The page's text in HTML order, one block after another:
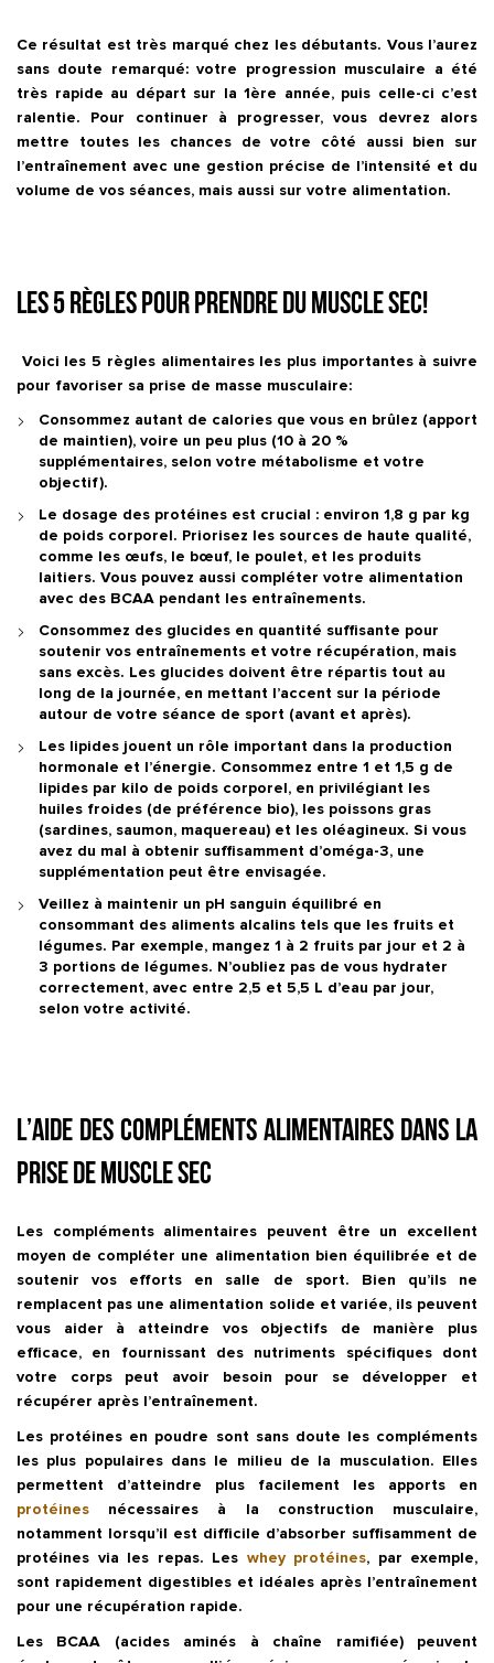
Ce résultat est très marqué chez les débutants. Vous l’aurez
sans doute remarqué: votre progression musculaire a été
très rapide au départ sur la 1ère année, puis celle-ci c’est
ralentie. Pour continuer à progresser, vous devrez alors
mettre toutes les chances de votre côté aussi bien sur
l’entraînement avec une gestion précise de l’intensité et du
volume de vos séances, mais aussi sur votre alimentation.
Les 5 règles pour prendre du muscle sec!
Voici les 5 règles alimentaires les plus importantes à suivre
pour favoriser sa prise de masse musculaire:
Consommez autant de calories que vous en brûlez (apport
de maintien), voire un peu plus (10 à 20 %
supplémentaires, selon votre métabolisme et votre
objectif).
Le dosage des protéines est crucial : environ 1,8 g par kg
de poids corporel. Priorisez les sources de haute qualité,
comme les œufs, le bœuf, le poulet, et les produits
laitiers. Vous pouvez aussi compléter votre alimentation
avec des BCAA pendant les entraînements.
Consommez des glucides en quantité suffisante pour
soutenir vos entraînements et votre récupération, mais
sans excès. Les glucides doivent être répartis tout au
long de la journée, en mettant l’accent sur la période
autour de votre séance de sport (avant et après).
Les lipides jouent un rôle important dans la production
hormonale et l’énergie. Consommez entre 1 et 1,5 g de
lipides par kilo de poids corporel, en privilégiant les
huiles froides (de préférence bio), les poissons gras
(sardines, saumon, maquereau) et les oléagineux. Si vous
avez du mal à obtenir suffisamment d’oméga-3, une
supplémentation peut être envisagée.
Veillez à maintenir un pH sanguin équilibré en
consommant des aliments alcalins tels que les fruits et
légumes. Par exemple, mangez 1 à 2 fruits par jour et 2 à
3 portions de légumes. N’oubliez pas de vous hydrater
correctement, avec entre 2,5 et 5,5 L d’eau par jour,
selon votre activité.
L’aide des compléments alimentaires dans la
prise de muscle sec
Les compléments alimentaires peuvent être un excellent
moyen de compléter une alimentation bien équilibrée et de
soutenir vos efforts en salle de sport. Bien qu’ils ne
remplacent pas une alimentation solide et variée, ils peuvent
vous aider à atteindre vos objectifs de manière plus
efficace, en fournissant des nutriments spécifiques dont
votre corps peut avoir besoin pour se développer et
récupérer après l’entraînement.
Les protéines en poudre sont sans doute les compléments
les plus populaires dans le milieu de la musculation. Elles
permettent d’atteindre plus facilement les apports en
protéines nécessaires à la construction musculaire,
notamment lorsqu’il est difficile d’absorber suffisamment de
protéines via les repas. Les whey protéines, par exemple,
sont rapidement digestibles et idéales après l’entraînement
pour une récupération rapide.
Les BCAA (acides aminés à chaîne ramifiée) peuvent